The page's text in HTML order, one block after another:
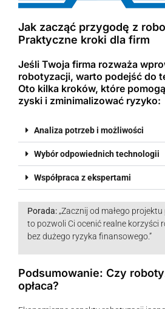
Jak zacząć przygodę z
Praktyczne kroki dla firm
Jeśli Twoja firma rozważa
robotyzacji, warto podejść do
Oto kilka kroków, które
zyski i zminimalizować ryzyko:
Analiza potrzeb i możliwości
Wybór odpowiednich technologii
Współpraca z ekspertami
Porada: „Zacznij od małego
to pozwoli Ci ocenić realne korzyści
bez dużego ryzyka finansowego.”
Podsumowanie: Czy
opłaca?